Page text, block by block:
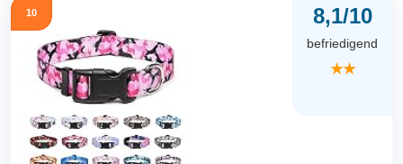
10 8,1/10
befriedigend
★★